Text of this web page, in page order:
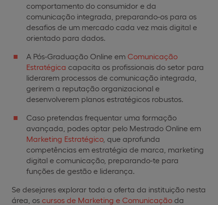
comportamento do consumidor e da
comunicação integrada, preparando-os para os
desafios de um mercado cada vez mais digital e
orientado para dados.
A Pós-Graduação Online em Comunicação
Estratégica capacita os profissionais do setor para
liderarem processos de comunicação integrada,
gerirem a reputação organizacional e
desenvolverem planos estratégicos robustos.
Caso pretendas frequentar uma formação
avançada, podes optar pelo Mestrado Online em
Marketing Estratégico, que aprofunda
competências em estratégia de marca, marketing
digital e comunicação, preparando-te para
funções de gestão e liderança.
Se desejares explorar toda a oferta da instituição nesta
área, os cursos de Marketing e Comunicação da